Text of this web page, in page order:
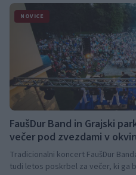
NOVICE
FaušDur Band in Grajski
večer pod zvezdami v
Tradicionalni koncert FaušDur
tudi letos poskrbel za večer, ki ga